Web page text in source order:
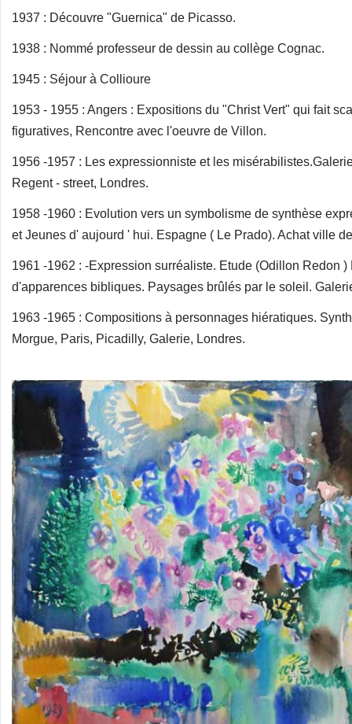
1937 : Découvre "Guernica" de Picasso.
1938 : Nommé professeur de dessin au collège Cognac.
1945 : Séjour à Collioure
1953 - 1955 : Angers : Expositions du "Christ Vert" qui fait
figuratives, Rencontre avec l'oeuvre de Villon.
1956 -1957 : Les expressionniste et les
Regent - street, Londres.
1958 -1960 : Evolution vers un symbolisme de synthèse
et Jeunes d' aujourd ' hui. Espagne ( Le Prado). Achat ville
1961 -1962 : -Expression surréaliste. Etude (Odillon Redon
d'apparences bibliques. Paysages brûlés par le soleil.
1963 -1965 : Compositions à personnages hiératiques.
Morgue, Paris, Picadilly, Galerie, Londres.